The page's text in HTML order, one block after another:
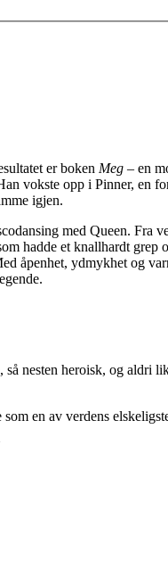
er boken Meg – en
vokste opp i Pinner, en
igjen.
med Queen. Fra
hadde et knallhardt
åpenhet, ydmykhet og
nesten heroisk, og aldri
en av verdens